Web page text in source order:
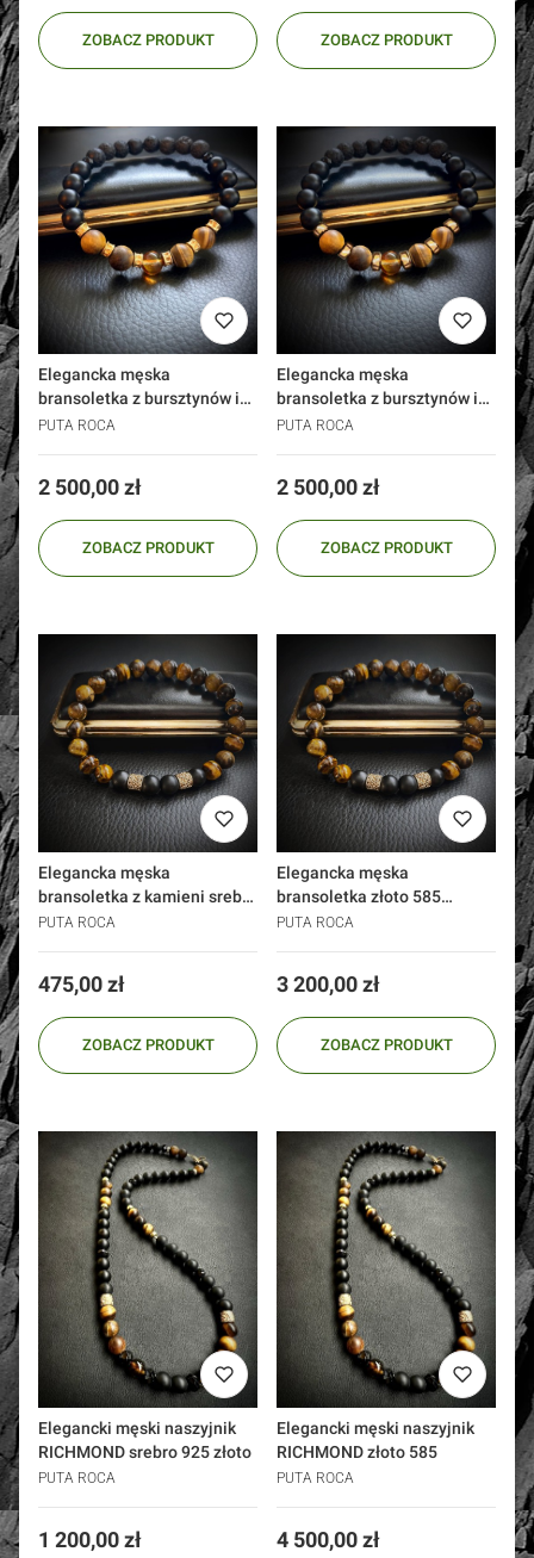
ZOBACZ PRODUKT ZOBACZ PRODUKT
Elegancka męska
bransoletka z bursztynów i
kamieni złoto 585
PUTA ROCA
Cena
2 500,00 zł
ZOBACZ PRODUKT
Elegancka męska
bransoletka z bursztynów i
lawy złoto 585 gładka
PUTA ROCA
Cena
2 500,00 zł
ZOBACZ PRODUKT
Elegancka męska
bransoletka z kamieni srebro
925 złoto 24k
PUTA ROCA
Cena
475,00 zł
ZOBACZ PRODUKT
Elegancka męska
bransoletka złoto 585
tygrysie oko onyks
PUTA ROCA
Cena
3 200,00 zł
ZOBACZ PRODUKT
Elegancki męski naszyjnik
RICHMOND srebro 925 złoto
PUTA ROCA
Cena
1 200,00 zł
Elegancki męski naszyjnik
RICHMOND złoto 585
PUTA ROCA
Cena
4 500,00 zł